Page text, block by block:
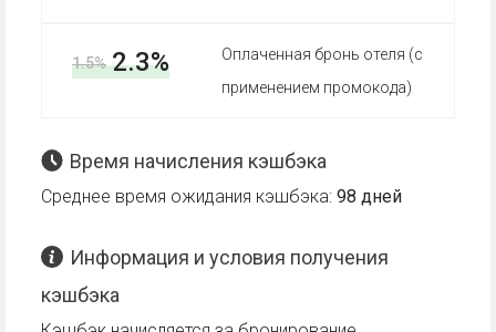
1.5% 2.3%
Оплаченная бронь отеля (с
применением промокода)
Время начисления кэшбэка
Среднее время ожидания кэшбэка: 98 дней
Информация и условия получения
кэшбэка